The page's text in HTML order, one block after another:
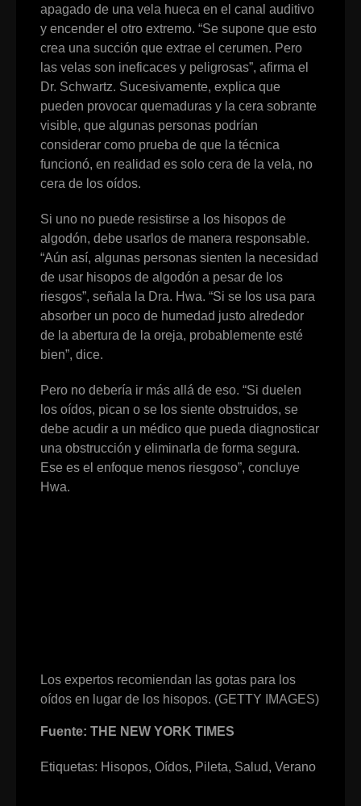
apagado de una vela hueca en el canal auditivo
y encender el otro extremo. “Se supone que esto
crea una succión que extrae el cerumen. Pero
las velas son ineficaces y peligrosas”, afirma el
Dr. Schwartz. Sucesivamente, explica que
pueden provocar quemaduras y la cera sobrante
visible, que algunas personas podrían
considerar como prueba de que la técnica
funcionó, en realidad es solo cera de la vela, no
cera de los oídos.
Si uno no puede resistirse a los hisopos de
algodón, debe usarlos de manera responsable.
“Aún así, algunas personas sienten la necesidad
de usar hisopos de algodón a pesar de los
riesgos”, señala la Dra. Hwa. “Si se los usa para
absorber un poco de humedad justo alrededor
de la abertura de la oreja, probablemente esté
bien”, dice.
Pero no debería ir más allá de eso. “Si duelen
los oídos, pican o se los siente obstruidos, se
debe acudir a un médico que pueda diagnosticar
una obstrucción y eliminarla de forma segura.
Ese es el enfoque menos riesgoso”, concluye
Hwa.
Los expertos recomiendan las gotas para los
oídos en lugar de los hisopos. (GETTY IMAGES)
Fuente: THE NEW YORK TIMES
Etiquetas: Hisopos, Oídos, Pileta, Salud, Verano